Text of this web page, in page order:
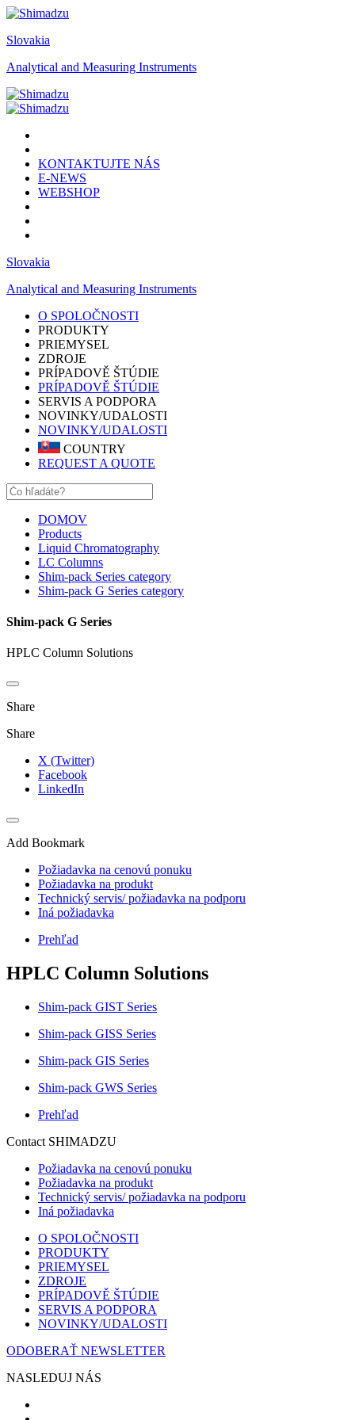
Slovakia
Analytical and Measuring Instruments
KONTAKTUJTE NÁS
E-NEWS
WEBSHOP
Slovakia
Analytical and Measuring Instruments
O SPOLOČNOSTI
PRODUKTY
PRIEMYSEL
ZDROJE
PRÍPADOVĚ ŠTÚDIE
PRÍPADOVĚ ŠTÚDIE
SERVIS A PODPORA
NOVINKY/UDALOSTI
NOVINKY/UDALOSTI
COUNTRY
REQUEST A QUOTE
DOMOV
Products
Liquid Chromatography
LC Columns
Shim-pack Series category
Shim-pack G Series category
Shim-pack G Series
HPLC Column Solutions
Share
Share
X (Twitter)
Facebook
LinkedIn
Add Bookmark
Požiadavka na cenovú ponuku
Požiadavka na produkt
Technický servis/ požiadavka na podporu
Iná požiadavka
Prehľad
HPLC Column Solutions
Shim-pack GIST Series
Shim-pack GISS Series
Shim-pack GIS Series
Shim-pack GWS Series
Prehľad
Contact SHIMADZU
Požiadavka na cenovú ponuku
Požiadavka na produkt
Technický servis/ požiadavka na podporu
Iná požiadavka
O SPOLOČNOSTI
PRODUKTY
PRIEMYSEL
ZDROJE
PRÍPADOVĚ ŠTÚDIE
SERVIS A PODPORA
NOVINKY/UDALOSTI
ODOBERAŤ NEWSLETTER
NASLEDUJ NÁS